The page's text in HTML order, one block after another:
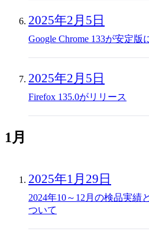
2025年2月5日
Google Chrome 133が安定版
2025年2月5日
Firefox 135.0がリリース
1月
2025年1月29日
2024年10～12月の検品実績
ついて